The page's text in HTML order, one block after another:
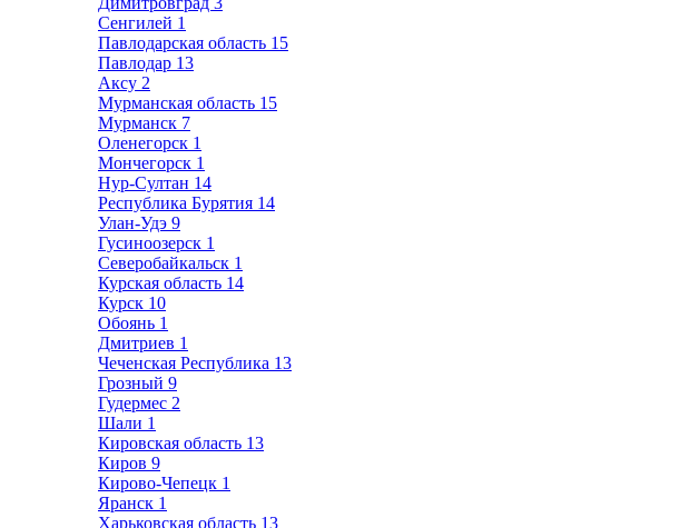
Сенгилей 1
Павлодарская область 15
Павлодар 13
Аксу 2
Мурманская область 15
Мурманск 7
Оленегорск 1
Мончегорск 1
Нур-Султан 14
Республика Бурятия 14
Улан-Удэ 9
Гусиноозерск 1
Северобайкальск 1
Курская область 14
Курск 10
Обоянь 1
Дмитриев 1
Чеченская Республика 13
Грозный 9
Гудермес 2
Шали 1
Кировская область 13
Киров 9
Кирово-Чепецк 1
Яранск 1
Харьковская область 13